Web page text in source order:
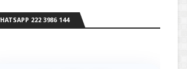
222 3986 144